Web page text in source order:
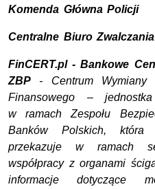
Komenda Główna Policji
Centralne Biuro
FinCERT.pl - Bankowe
ZBP - Centrum Wymiany
Finansowego –
w ramach Zespołu
Banków Polskich, która
przekazuje w ramach
współpracy z organami
informacje dotyczące